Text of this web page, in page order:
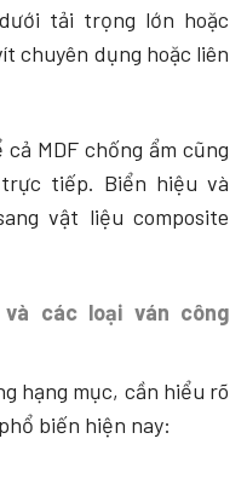
tải trọng lớn hoặc
chuyên dụng hoặc liên
MDF chống ẩm cũng
tiếp. Biển hiệu và
vật liệu composite
các loại ván công
hạng mục, cần hiểu rõ
biến hiện nay: